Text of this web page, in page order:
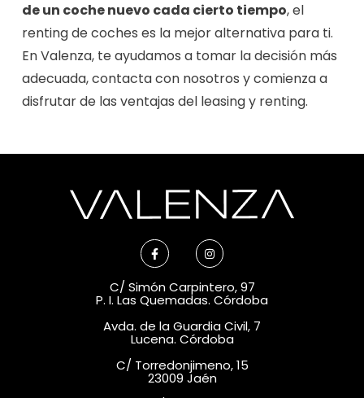
de un coche nuevo cada cierto tiempo, el
renting de coches es la mejor alternativa para ti.
En Valenza, te ayudamos a tomar la decisión más
adecuada, contacta con nosotros y comienza a
disfrutar de las ventajas del leasing y renting.
C/ Simón Carpintero, 97
P. I. Las Quemadas. Córdoba
Avda. de la Guardia Civil, 7
Lucena. Córdoba
C/ Torredonjimeno, 15
23009 Jaén